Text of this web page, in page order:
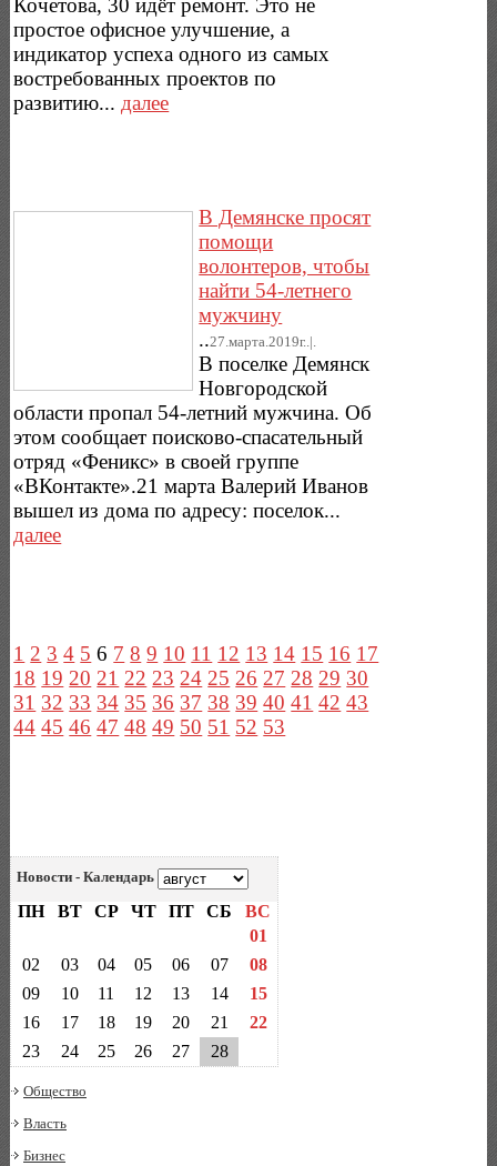
Кочетова, 30 идёт ремонт. Это не
простое офисное улучшение, а
индикатор успеха одного из самых
востребованных проектов по
развитию... далее
В Демянске просят
помощи
волонтеров, чтобы
найти 54-летнего
мужчину
..27.марта.2019г..|.
В поселке Демянск
Новгородской
области пропал 54-летний мужчина. Об
этом сообщает поисково-спасательный
отряд «Феникс» в своей группе
«ВКонтакте».21 марта Валерий Иванов
вышел из дома по адресу: поселок...
далее
1 2 3 4 5 6 7 8 9 10 11 12 13 14 15 16 17
18 19 20 21 22 23 24 25 26 27 28 29 30
31 32 33 34 35 36 37 38 39 40 41 42 43
44 45 46 47 48 49 50 51 52 53
Новости - Календарь
ПН ВТ СР ЧТ ПТ СБ
ВС
01
02
03 04 05 06 07
08
09
10 11 12 13 14
15
16
17 18 19 20 21
22
23
24 25 26 27 28
Общество
Власть
Бизнес